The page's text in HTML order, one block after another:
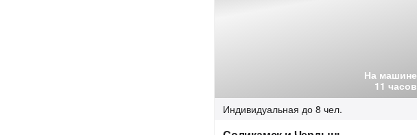
На машине
11 часов
Индивидуальная до 8 чел.